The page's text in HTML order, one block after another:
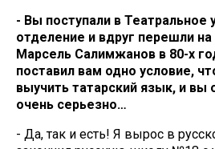
- Вы поступали в Театральное
отделение и вдруг перешли
Марсель Салимжанов в 80-х
поставил вам одно условие,
выучить татарский язык, и вы
очень серьезно…
- Да, так и есть! Я вырос в